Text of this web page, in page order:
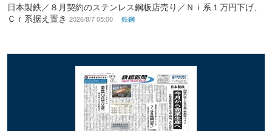
日本製鉄／８月契約のステンレス鋼板店売り／Ｎｉ系１万円下げ、
Ｃｒ系据え置き 2026/8/7 05:00 鉄鋼